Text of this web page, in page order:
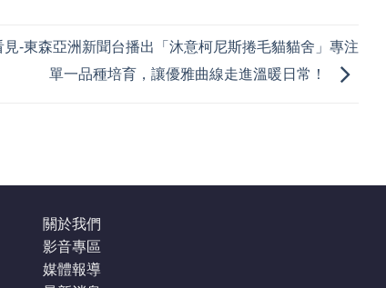
見-東森亞洲新聞台播出「沐意柯尼斯捲毛貓貓舍」專注
單一品種培育，讓優雅曲線走進溫暖日常！
關於我們
影音專區
媒體報導